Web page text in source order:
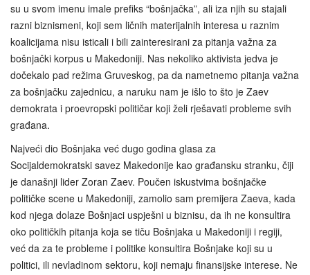
su u svom imenu imale prefiks “bošnjačka”, ali iza njih su stajali
razni biznismeni, koji sem ličnih materijalnih interesa u raznim
koalicijama nisu isticali i bili zainteresirani za pitanja važna za
bošnjački korpus u Makedoniji. Nas nekoliko aktivista jedva je
dočekalo pad režima Gruveskog, pa da nametnemo pitanja važna
za bošnjačku zajednicu, a naruku nam je išlo to što je Zaev
demokrata i proevropski političar koji želi rješavati probleme svih
građana.
Najveći dio Bošnjaka već dugo godina glasa za
Socijaldemokratski savez Makedonije kao građansku stranku, čiji
je današnji lider Zoran Zaev. Poučen iskustvima bošnjačke
političke scene u Makedoniji, zamolio sam premijera Zaeva, kada
kod njega dolaze Bošnjaci uspješni u biznisu, da ih ne konsultira
oko političkih pitanja koja se tiču Bošnjaka u Makedoniji i regiji,
već da za te probleme i politike konsultira Bošnjake koji su u
politici, ili nevladinom sektoru, koji nemaju finansijske interese. Ne